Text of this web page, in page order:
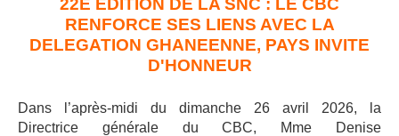
22E EDITION DE LA SNC : LE CBC
RENFORCE SES LIENS AVEC LA
DELEGATION GHANEENNE, PAYS INVITE
D'HONNEUR
Dans l’après-midi du dimanche 26 avril 2026, la
Directrice générale du CBC, Mme Denise